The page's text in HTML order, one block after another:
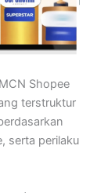
Shopee
terstruktur
serta perilaku